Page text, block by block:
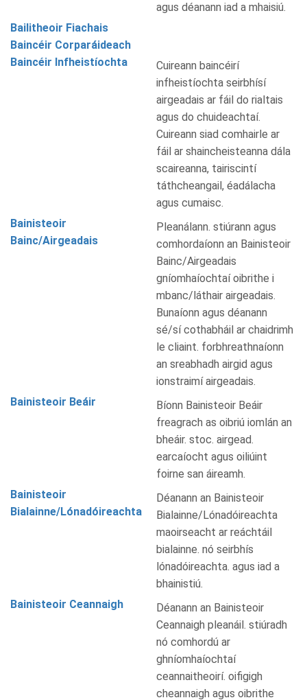
agus déanann iad a mhaisiú.
Bailitheoir Fiachais
Baincéir Corparáideach
Baincéir Infheistíochta
Cuireann baincéirí
infheistíochta seirbhísí
airgeadais ar fáil do rialtais
agus do chuideachtaí.
Cuireann siad comhairle ar
fáil ar shaincheisteanna dála
scaireanna, tairiscintí
táthcheangail, éadálacha
agus cumaisc.
Bainisteoir
Bainc/Airgeadais
Pleanálann. stiúrann agus
comhordaíonn an Bainisteoir
Bainc/Airgeadais
gníomhaíochtaí oibrithe i
mbanc/láthair airgeadais.
Bunaíonn agus déanann
sé/sí cothabháil ar chaidrimh
le cliaint. forbhreathnaíonn
an sreabhadh airgid agus
ionstraimí airgeadais.
Bainisteoir Beáir
Bíonn Bainisteoir Beáir
freagrach as oibriú iomlán an
bheáir. stoc. airgead.
earcaíocht agus oiliúint
foirne san áireamh.
Bainisteoir
Bialainne/Lónadóireachta
Déanann an Bainisteoir
Bialainne/Lónadóireachta
maoirseacht ar reáchtáil
bialainne. nó seirbhís
lónadóireachta. agus iad a
bhainistiú.
Bainisteoir Ceannaigh
Déanann an Bainisteoir
Ceannaigh pleanáil. stiúradh
nó comhordú ar
ghníomhaíochtaí
ceannaitheoirí. oifigigh
cheannaigh agus oibrithe